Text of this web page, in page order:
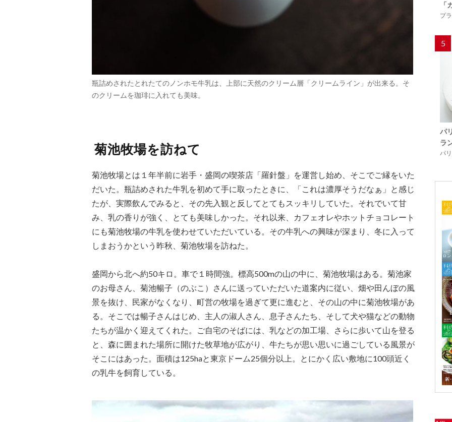
瓶詰めされたとれたてのノンホモ牛乳は、上部に天然のクリーム層「クリームライン」が出来る。そ
のクリームを珈琲に入れても美味。
菊池牧場を訪ねて
菊池牧場とは１年半前に岩手・盛岡の喫茶店「羅針盤」を運営し始め、そこでご縁をいた
だいた。瓶詰めされた牛乳を初めて手に取ったときに、「これは濃厚そうだなぁ」と感じ
たが、実際飲んでみると、その先入観と反してとてもスッキリしていた。それでいて甘
み、乳の香りが強く、とても美味しかった。それ以来、カフェオレやホットチョコレート
にも菊池牧場の牛乳を使わせていただいている。その牛乳への興味が深まり、冬に入って
しまおうかという昨秋、菊池牧場を訪ねた。
盛岡から北へ約50キロ。車で１時間強。標高500mの山の中に、菊池牧場はある。菊池家
のお母さん、菊池暢子（のぶこ）さんに送っていただいた道案内に従い、畑や田んぼの風
景を抜け、民家がなくなり、町営の牧場を過ぎて更に進むと、その山の中に菊池牧場があ
る。そこでは暢子さんはじめ、主人の淑人さん、息子さんたち、そして犬や猫などの動物
たちが温かく迎えてくれた。ご自宅のそばには、乳などの加工場、さらに歩いて山を登る
と、森に囲まれた場所に開けた牧草地が広がり、牛たちが思い思いに過ごしている風景が
そこにはあった。面積は125haと東京ドーム25個分以上。とにかく広い敷地に100頭近く
の乳牛を飼育している。
「
プ
5
パ
ラ
パ